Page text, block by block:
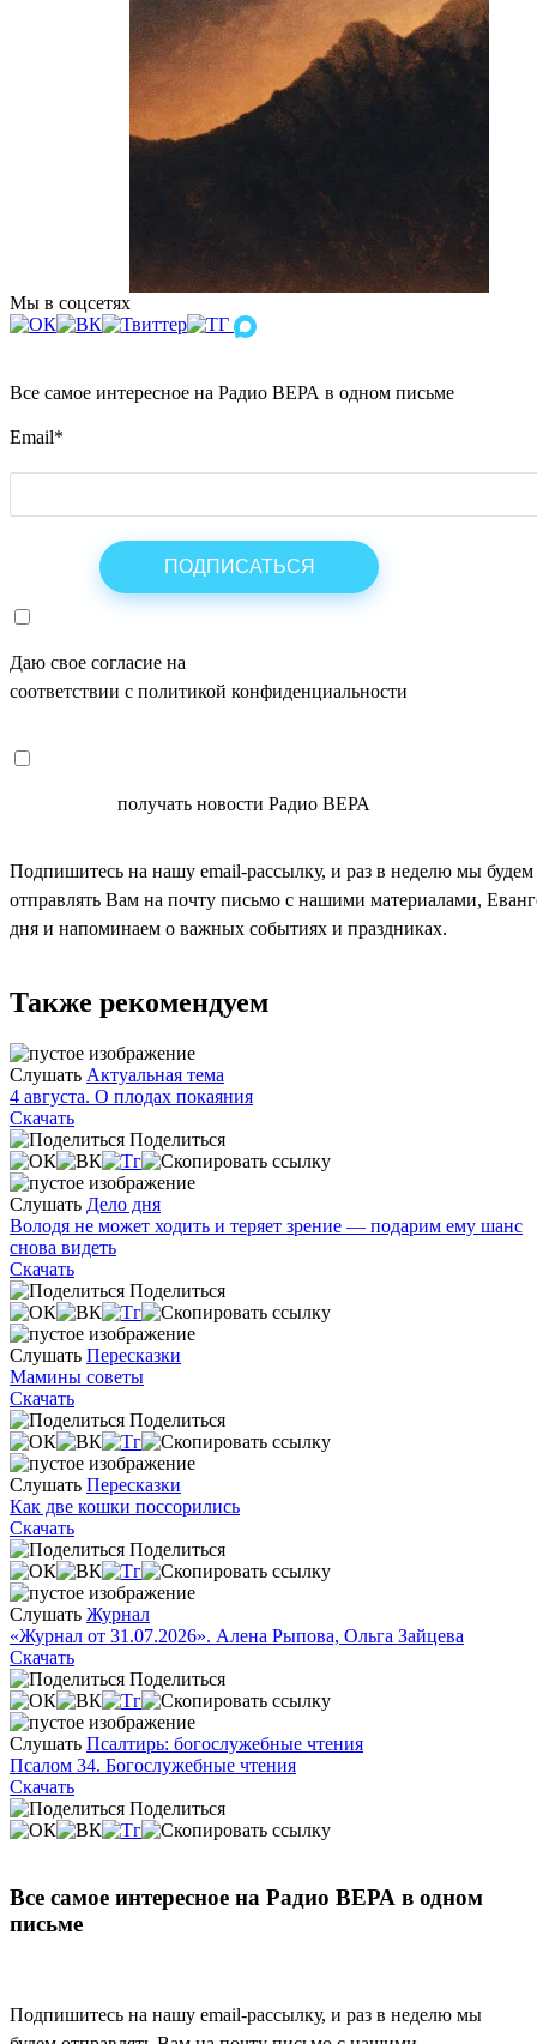
Мы в соцсетях
Все самое интересное на Радио ВЕРА в одном письме
Email*
Даю свое согласие на
соответствии с политикой конфиденциальности
получать новости Радио ВЕРА
Подпишитесь на нашу email-рассылку, и раз в неделю мы будем
отправлять Вам на почту письмо с нашими материалами,
дня и напоминаем о важных событиях и праздниках.
Также рекомендуем
Слушать Актуальная тема
4 августа. О плодах покаяния
Скачать
Поделиться
Слушать Дело дня
Володя не может ходить и теряет зрение — подарим ему шанс
снова видеть
Скачать
Поделиться
Слушать Пересказки
Мамины советы
Скачать
Поделиться
Слушать Пересказки
Как две кошки поссорились
Скачать
Поделиться
Слушать Журнал
«Журнал от 31.07.2026». Алена Рыпова, Ольга Зайцева
Скачать
Поделиться
Слушать Псалтирь: богослужебные чтения
Псалом 34. Богослужебные чтения
Скачать
Поделиться
Все самое интересное на Радио ВЕРА в одном
письме
Подпишитесь на нашу email-рассылку, и раз в неделю мы